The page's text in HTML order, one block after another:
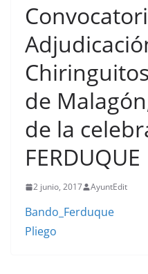
de
de la
FERDUQUE
2 junio, 2017 AyuntEdit
Bando_Ferduque
Pliego